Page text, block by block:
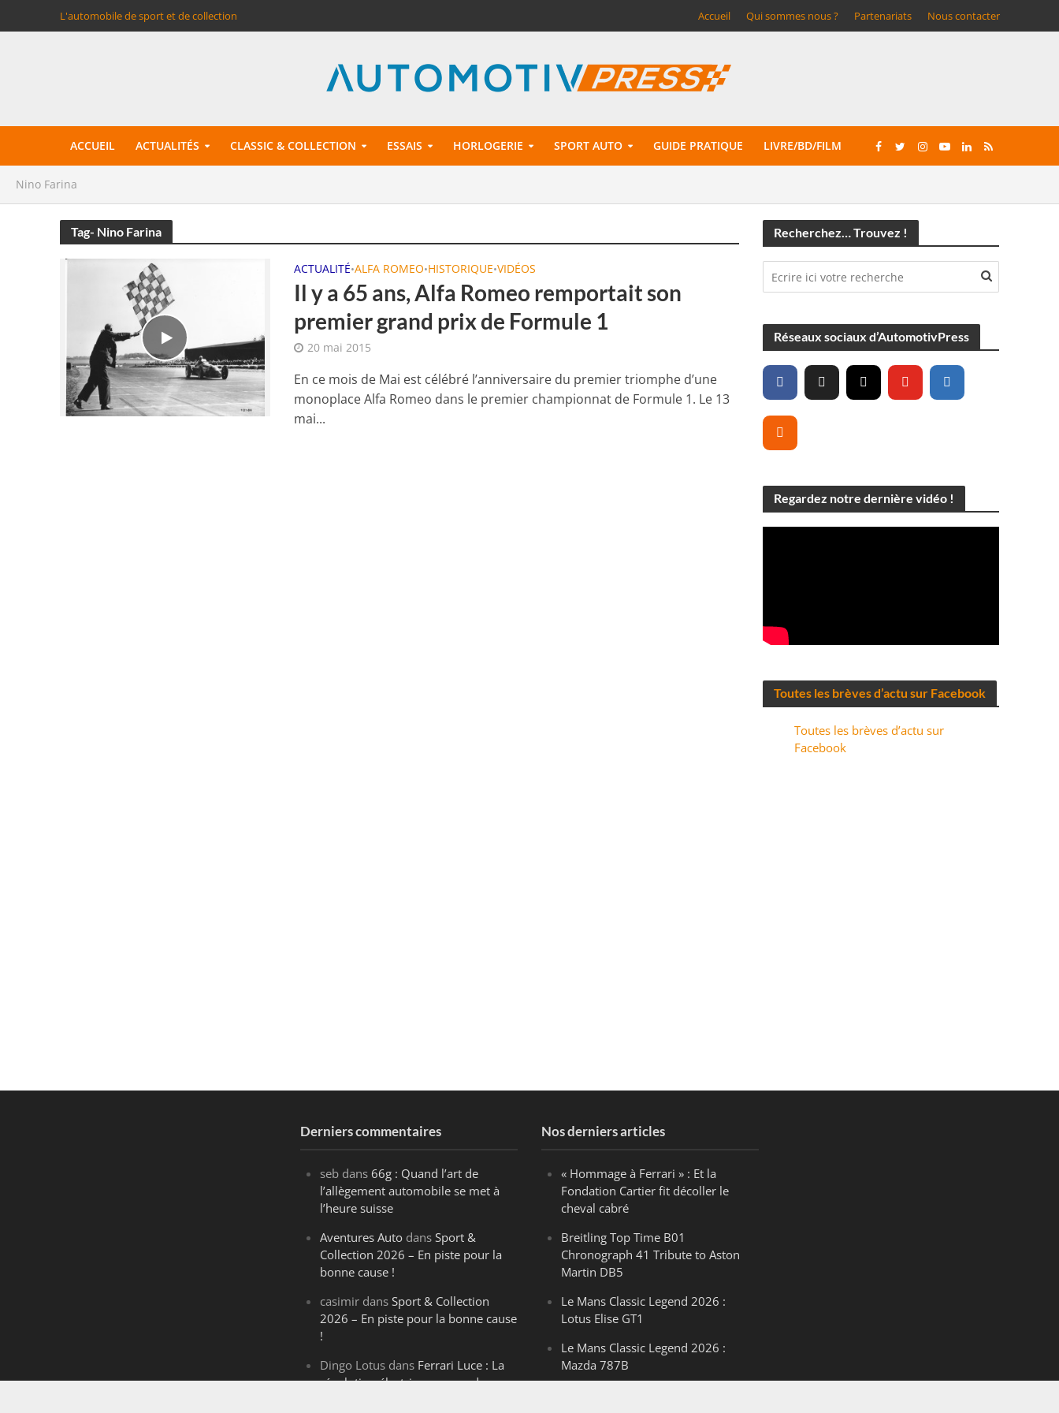
L'automobile de sport et de collection Accueil Qui sommes nous ? Partenariats Nous contacter
ACCUEIL ACTUALITÉS CLASSIC & COLLECTION ESSAIS HORLOGERIE SPORT AUTO GUIDE PRATIQUE LIVRE/BD/FILM
Nino Farina
Tag- Nino Farina
ACTUALITÉ•ALFA ROMEO•HISTORIQUE•VIDÉOS
Il y a 65 ans, Alfa Romeo remportait son
premier grand prix de Formule 1
20 mai 2015
En ce mois de Mai est célébré l’anniversaire du premier triomphe d’une
monoplace Alfa Romeo dans le premier championnat de Formule 1. Le 13
mai...
Recherchez… Trouvez !
Réseaux sociaux d’AutomotivPress
Regardez notre dernière vidéo !
Toutes les brèves d’actu sur Facebook
Toutes les brèves d’actu sur
Facebook
Derniers commentaires
seb dans66g : Quand l’art de
l’allègement automobile se met à
l’heure suisse
Aventures Auto dansSport &
Collection 2026 – En piste pour la
bonne cause !
casimir dansSport & Collection
2026 – En piste pour la bonne cause
!
Dingo Lotus dans Ferrari Luce : La
révolution électrique venue de
Nos derniers articles
« Hommage à Ferrari » : Et la
Fondation Cartier fit décoller le
cheval cabré
Breitling Top Time B01
Chronograph 41 Tribute to Aston
Martin DB5
Le Mans Classic Legend 2026 :
Lotus Elise GT1
Le Mans Classic Legend 2026 :
Mazda 787B